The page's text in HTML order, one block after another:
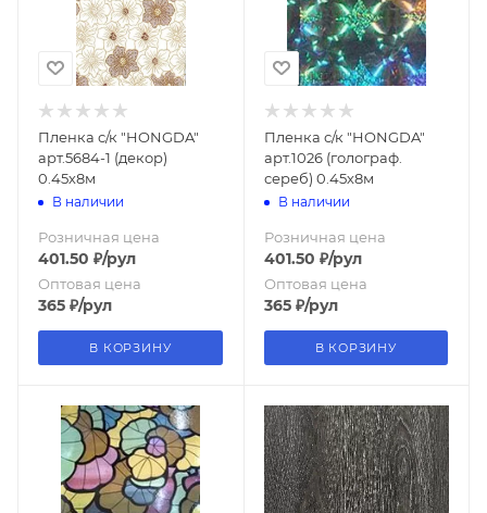
Пленка с/к "HONGDA"
арт.5684-1 (декор)
0.45х8м
В наличии
Розничная цена
401.50 ₽/рул
Оптовая цена
365 ₽/рул
В КОРЗИНУ
Пленка с/к "HONGDA"
арт.1026 (голограф.
сереб) 0.45х8м
В наличии
Розничная цена
401.50 ₽/рул
Оптовая цена
365₽/рул
В КОРЗИНУ